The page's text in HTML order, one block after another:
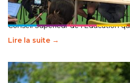
Pendant plusieurs mois, un groupe
travaillé sur la transition écologique
Conseil Supérieur de l’Éducation
Lire la suite →